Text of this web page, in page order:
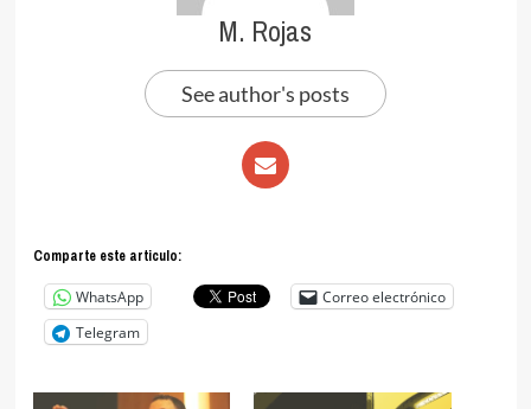
M. Rojas
See author's posts
Comparte este articulo:
WhatsApp
Correo electrónico
Telegram